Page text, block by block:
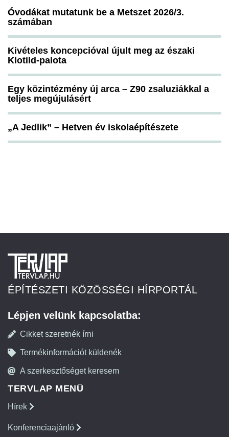
Óvodákat mutatunk be a Metszet 2026/3.
számában
Kivételes koncepcióval újult meg az északi
Klotild-palota
Egy közintézmény új arca – Z90 zsaluziákkal a
teljes megújulásért
„A Jedlik” – Hetven év iskolaépítészete
ÉPÍTÉSZETI KÖZÖSSÉGI HÍRPORTÁL
Lépjen velünk kapcsolatba:
Cikket szeretnék írni
Termékinformációt küldenék
A szerkesztőséget keresem
TERVLAP MENÜ
Hírek
Konferenciaajánló